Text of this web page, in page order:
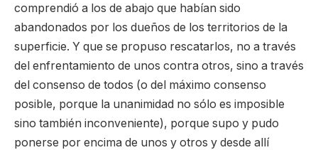
comprendió a los de abajo que habían sido
abandonados por los dueños de los territorios de la
superficie. Y que se propuso rescatarlos, no a través
del enfrentamiento de unos contra otros, sino a través
del consenso de todos (o del máximo consenso
posible, porque la unanimidad no sólo es imposible
sino también inconveniente), porque supo y pudo
ponerse por encima de unos y otros y desde allí